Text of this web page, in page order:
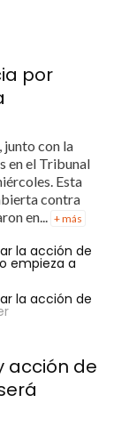
por
junto con la
en el Tribunal
Esta
contra
en... + más
la acción de
empieza a
la acción de
acción de